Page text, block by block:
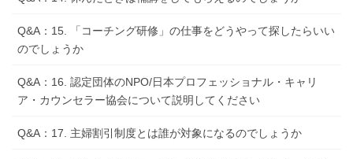
Q&A：15. 「コーチング研修」の仕事をどうやって探したらいい
のでしょうか
Q&A：16. 認定団体のNPO/日本プロフェッショナル・キャリ
ア・カウンセラー協会について説明してください
Q&A：17. 主婦割引制度とは誰が対象になるのでしょうか